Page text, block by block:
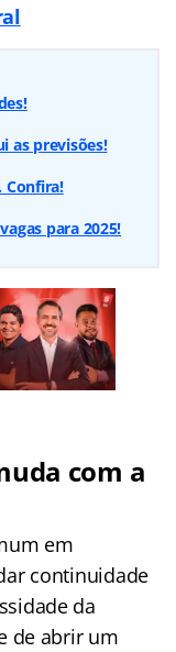
as previsões!
Confira!
para 2025!
com a
em
continuidade
da
de abrir um